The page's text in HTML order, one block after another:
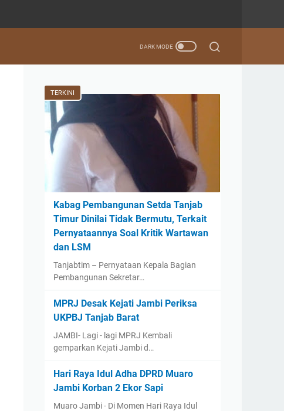
TERKINI
Kabag Pembangunan Setda Tanjab
Timur Dinilai Tidak Bermutu, Terkait
Pernyataannya Soal Kritik Wartawan
dan LSM
Tanjabtim – Pernyataan Kepala Bagian
Pembangunan Sekretar…
MPRJ Desak Kejati Jambi Periksa
UKPBJ Tanjab Barat
JAMBI- Lagi - lagi MPRJ Kembali
gemparkan Kejati Jambi d…
Hari Raya Idul Adha DPRD Muaro
Jambi Korban 2 Ekor Sapi
Muaro Jambi - Di Momen Hari Raya Idul